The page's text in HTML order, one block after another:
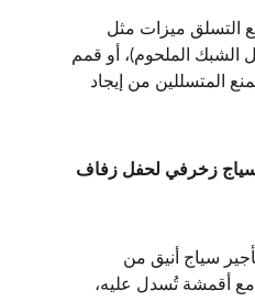
التسلق ميزات مثل
الشبك الملحوم)، أو قمم
المتسللين من إيجاد
سياج زخرفي لحفل زفاف
سياج أنيق من
مع أقمشة تُسدل عليه،